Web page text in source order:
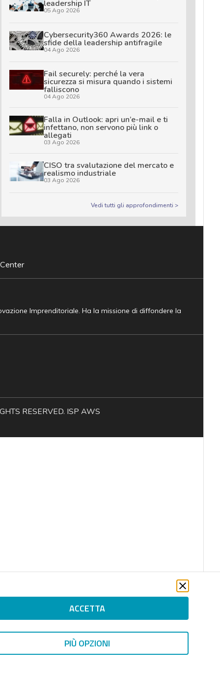
leadership IT
05 Ago 2026
Cybersecurity360 Awards 2026: le
sfide della leadership antifragile
04 Ago 2026
Fail securely: perché la vera
sicurezza si misura quando i sistemi
falliscono
04 Ago 2026
Falla in Outlook: apri un’e-mail e ti
infettano, non servono più link o
allegati
03 Ago 2026
CISO tra svalutazione del mercato e
realismo industriale
03 Ago 2026
Vedi tutti gli approfondimenti >
ACCETTA
PIÙ OPZIONI
Imprenditoriale. Ha la missione di diffondere la
RESERVED. ISP AWS